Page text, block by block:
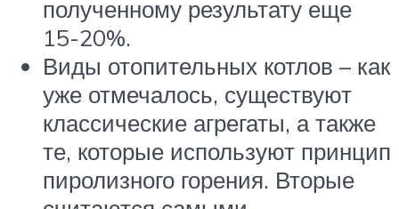
полученному результату еще
15-20%.
Виды отопительных котлов – как
уже отмечалось, существуют
классические агрегаты, а также
те, которые используют принцип
пиролизного горения. Вторые